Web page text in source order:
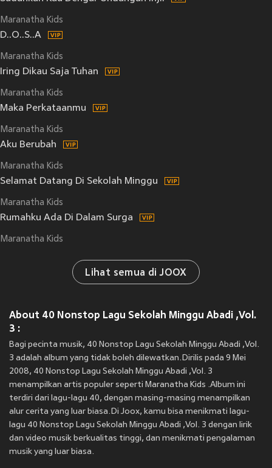
Maranatha Kids
D..O..S..A
Maranatha Kids
Iring Dikau Saja Tuhan
Maranatha Kids
Maka Perkataanmu
Maranatha Kids
Aku Berubah
Maranatha Kids
Selamat Datang Di Sekolah Minggu
Maranatha Kids
Rumahku Ada Di Dalam Surga
Maranatha Kids
Lihat semua di JOOX
About 40 Nonstop Lagu Sekolah Minggu Abadi ,Vol.
3 :
Bagi pecinta musik, 40 Nonstop Lagu Sekolah Minggu Abadi ,Vol.
3 adalah album yang tidak boleh dilewatkan.Dirilis pada 9 Mei
2008, 40 Nonstop Lagu Sekolah Minggu Abadi ,Vol. 3
menampilkan artis populer seperti Maranatha Kids .Album ini
terdiri dari lagu-lagu 40, dengan masing-masing menampilkan
alur cerita yang luar biasa.Di Joox, kamu bisa menikmati lagu-
lagu 40 Nonstop Lagu Sekolah Minggu Abadi ,Vol. 3 dengan lirik
dan video musik berkualitas tinggi, dan menikmati pengalaman
musik yang luar biasa.